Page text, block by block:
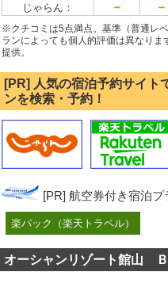
じゃらん： － －
※クチコミは5点満点。基準（普通レ
ランによっても個人的評価は異なり
提供。
[PR] 人気の宿泊予約サイト
ンを検索・予約！
[PR] 航空券付き宿泊プ
楽パック（楽天トラベル）
オーシャンリゾート館山